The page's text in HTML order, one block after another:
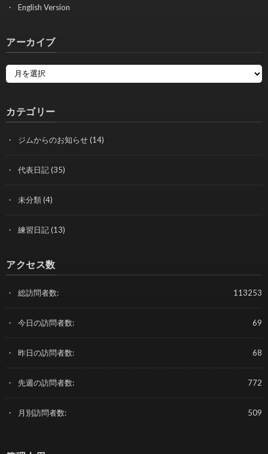
English Version
アーカイブ
カテゴリー
ジムからのお知らせ(14)
代表日記(35)
未分類(4)
練習日記(13)
アクセス数
113253
総訪問者数:
69
今日の訪問者数:
68
昨日の訪問者数:
772
先週の訪問者数:
509
月別訪問者数: